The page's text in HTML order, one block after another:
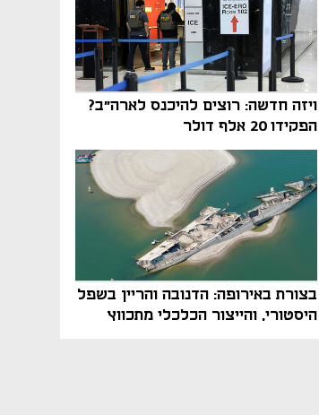
ויזה חדשה: רוצים להיכנס לארה"ב?
הפקידו 20 אלף דולר
בצורת באירופה: הדנובה והריין בשפל
היסטורי, והייצור הכלכלי מתכווץ